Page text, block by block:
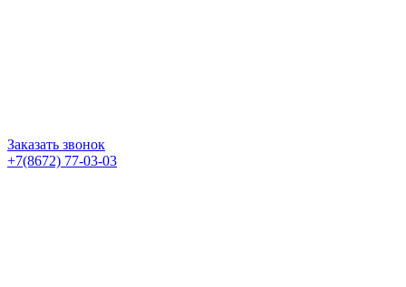
Заказать звонок
+7(8672) 77-03-03